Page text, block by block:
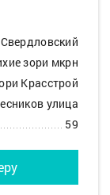
Свердловский
зори мкрн
Красстрой
улица
59